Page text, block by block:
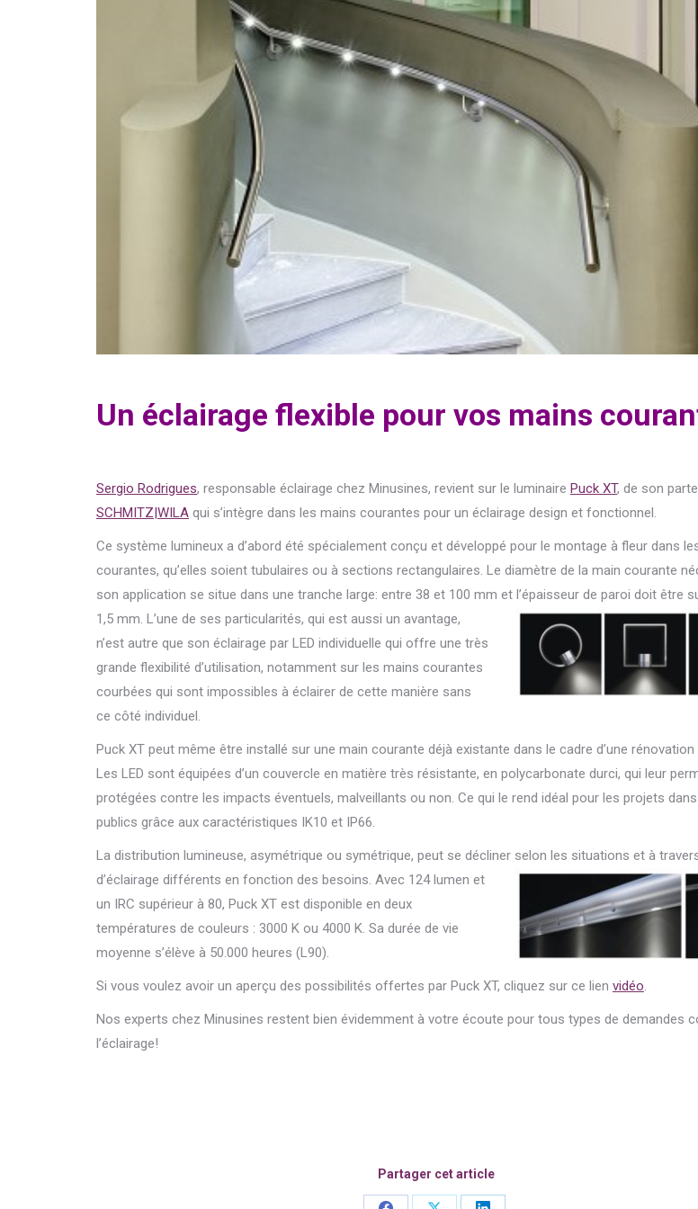
Un éclairage flexible pour vos mains
Sergio Rodrigues, responsable éclairage chez Minusines, revient sur le luminaire Puck XT, de son
SCHMITZ|WILA qui s’intègre dans les mains courantes pour un éclairage design et fonctionnel.
Ce système lumineux a d’abord été spécialement conçu et développé pour le montage à fleur dans
courantes, qu’elles soient tubulaires ou à sections rectangulaires. Le diamètre de la main courante
son application se situe dans une tranche large: entre 38 et 100 mm et l’épaisseur de paroi doit être
1,5 mm. L’une de ses particularités, qui est aussi un avantage,
n’est autre que son éclairage par LED individuelle qui offre une très
grande flexibilité d’utilisation, notamment sur les mains courantes
courbées qui sont impossibles à éclairer de cette manière sans
ce côté individuel.
Puck XT peut même être installé sur une main courante déjà existante dans le cadre d’une rénovation
Les LED sont équipées d’un couvercle en matière très résistante, en polycarbonate durci, qui leur
protégées contre les impacts éventuels, malveillants ou non. Ce qui le rend idéal pour les projets
publics grâce aux caractéristiques IK10 et IP66.
La distribution lumineuse, asymétrique ou symétrique, peut se décliner selon les situations et à
d’éclairage différents en fonction des besoins. Avec 124 lumen et
un IRC supérieur à 80, Puck XT est disponible en deux
températures de couleurs : 3000 K ou 4000 K. Sa durée de vie
moyenne s’élève à 50.000 heures (L90).
Si vous voulez avoir un aperçu des possibilités offertes par Puck XT, cliquez sur ce lien vidéo.
Nos experts chez Minusines restent bien évidemment à votre écoute pour tous types de demandes
l’éclairage!
Partager cet article